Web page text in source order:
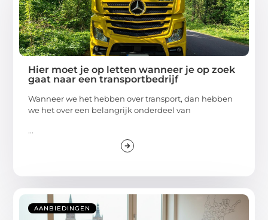
Hier moet je op letten wanneer je op zoek
gaat naar een transportbedrijf
Wanneer we het hebben over transport, dan hebben
we het over een belangrijk onderdeel van
...
AANBIEDINGEN